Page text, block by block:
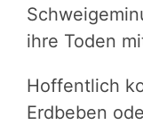
ihre Toden
Hoffentlich
Erdbeben